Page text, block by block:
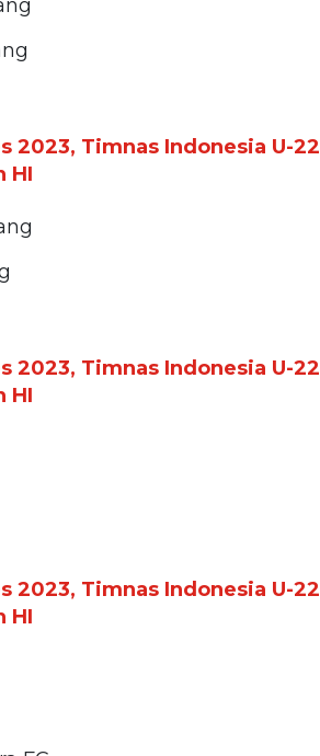
2023, Timnas Indonesia U-22
HI
2023, Timnas Indonesia U-22
HI
2023, Timnas Indonesia U-22
HI